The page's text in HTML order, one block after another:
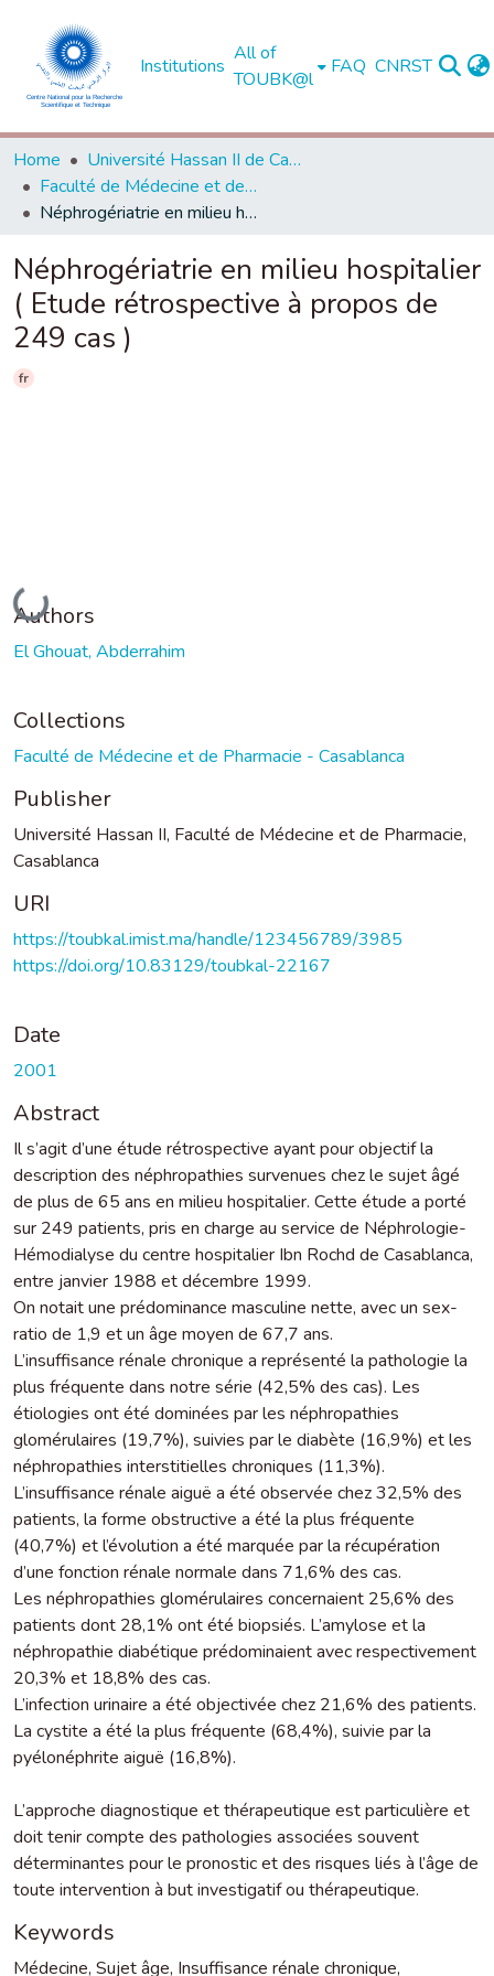
Institutions
All of
TOUBK@l
FAQ CNRST
Home
Université Hassan II de Casablanca
Faculté de Médecine et de Pharmacie - Casablanca
Néphrogériatrie en milieu hospitalier ( Etude rétrospective à propos de 249 cas )
Néphrogériatrie en milieu hospitalier
( Etude rétrospective à propos de
249 cas )
fr
Loading...
Authors
El Ghouat, Abderrahim
Collections
Faculté de Médecine et de Pharmacie - Casablanca
Publisher
Université Hassan II, Faculté de Médecine et de Pharmacie,
Casablanca
URI
https://toubkal.imist.ma/handle/123456789/3985
https://doi.org/10.83129/toubkal-22167
Date
2001
Abstract
Il s’agit d’une étude rétrospective ayant pour objectif la
description des néphropathies survenues chez le sujet âgé
de plus de 65 ans en milieu hospitalier. Cette étude a porté
sur 249 patients, pris en charge au service de Néphrologie-
Hémodialyse du centre hospitalier Ibn Rochd de Casablanca,
entre janvier 1988 et décembre 1999.
On notait une prédominance masculine nette, avec un sex-
ratio de 1,9 et un âge moyen de 67,7 ans.
L’insuffisance rénale chronique a représenté la pathologie la
plus fréquente dans notre série (42,5% des cas). Les
étiologies ont été dominées par les néphropathies
glomérulaires (19,7%), suivies par le diabète (16,9%) et les
néphropathies interstitielles chroniques (11,3%).
L’insuffisance rénale aiguë a été observée chez 32,5% des
patients, la forme obstructive a été la plus fréquente
(40,7%) et l’évolution a été marquée par la récupération
d’une fonction rénale normale dans 71,6% des cas.
Les néphropathies glomérulaires concernaient 25,6% des
patients dont 28,1% ont été biopsiés. L’amylose et la
néphropathie diabétique prédominaient avec respectivement
20,3% et 18,8% des cas.
L’infection urinaire a été objectivée chez 21,6% des patients.
La cystite a été la plus fréquente (68,4%), suivie par la
pyélonéphrite aiguë (16,8%).
L’approche diagnostique et thérapeutique est particulière et
doit tenir compte des pathologies associées souvent
déterminantes pour le pronostic et des risques liés à l’âge de
toute intervention à but investigatif ou thérapeutique.
Keywords
Médecine, Sujet âge, Insuffisance rénale chronique,